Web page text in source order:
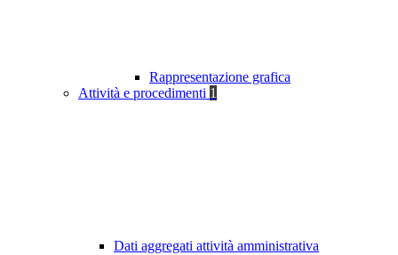
Rappresentazione grafica
Attività e procedimenti 1
Dati aggregati attività amministrativa